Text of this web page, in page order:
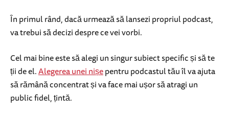
În primul rând, dacă urmează să lansezi propriul podcast,
va trebui să decizi despre ce vei vorbi.
Cel mai bine este să alegi un singur subiect specific și să te
ții de el.Alegerea unei nișepentru podcastul tău îl va ajuta
să rămână concentrat și va face mai ușor să atragi un
public fidel, țintă.